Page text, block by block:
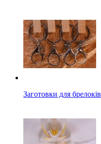
Заготовки для брелоків